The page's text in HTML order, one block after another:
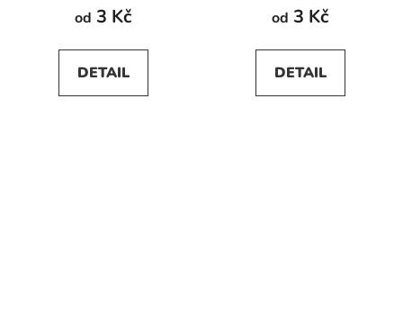
produktu
5,0
z
od 3 Kč
DETAIL
produktu
5,0
z
od 3 Kč
DETAIL